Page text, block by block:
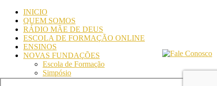
INICIO
QUEM SOMOS
RÁDIO MÃE DE DEUS
ESCOLA DE FORMAÇÃO ONLINE
ENSINOS
NOVAS FUNDAÇÕES
Escola de Formação
Simpósio